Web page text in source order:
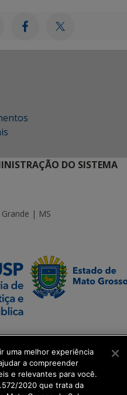
DO SISTEMA
| MS
uma melhor experiência
a compreender
e relevantes para você.
2020 que trata da